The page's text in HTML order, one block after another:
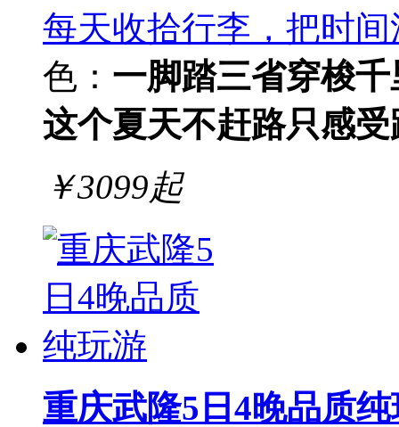
每天收拾行李，把时
色： 一脚踏三省穿梭
这个夏天不赶路只感受
￥3099起
重庆武隆5日4晚品质